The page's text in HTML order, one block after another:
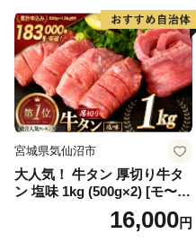
宮城県気仙沼市
大人気！ 牛タン 厚切り牛タ
ン 塩味 1kg (500g×2) [モ〜ラ
ンド 宮城県 気仙沼市 205646
60] 肉 牛肉 精肉 牛たん 牛タ
16,000円